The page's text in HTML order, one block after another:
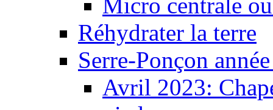
Micro centrale
Réhydrater la terre
Serre-Ponçon
Avril 2023: